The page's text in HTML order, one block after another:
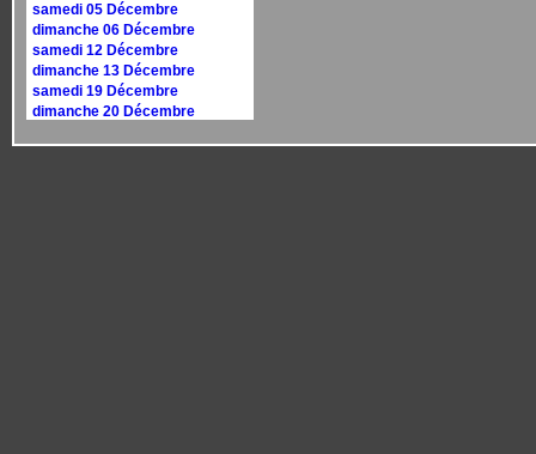
samedi 05 Décembre
dimanche 06 Décembre
samedi 12 Décembre
dimanche 13 Décembre
samedi 19 Décembre
dimanche 20 Décembre